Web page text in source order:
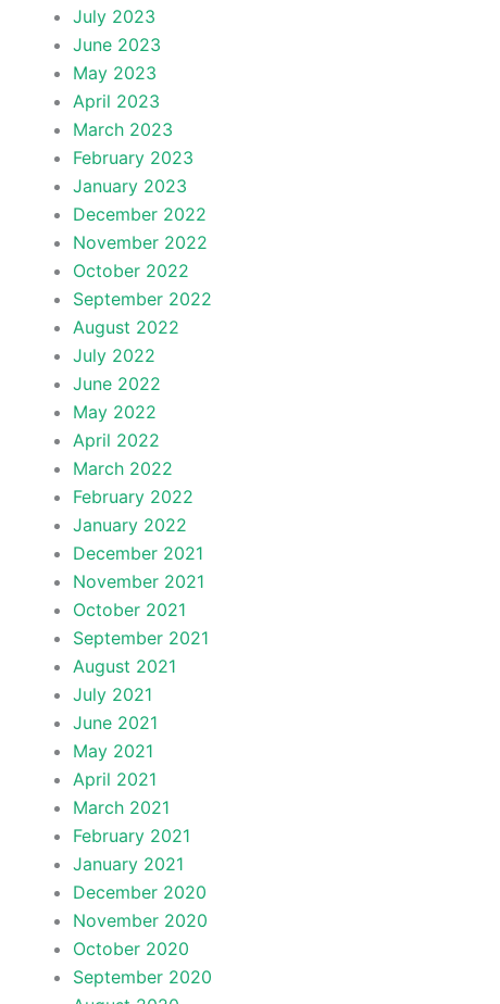
July 2023
June 2023
May 2023
April 2023
March 2023
February 2023
January 2023
December 2022
November 2022
October 2022
September 2022
August 2022
July 2022
June 2022
May 2022
April 2022
March 2022
February 2022
January 2022
December 2021
November 2021
October 2021
September 2021
August 2021
July 2021
June 2021
May 2021
April 2021
March 2021
February 2021
January 2021
December 2020
November 2020
October 2020
September 2020